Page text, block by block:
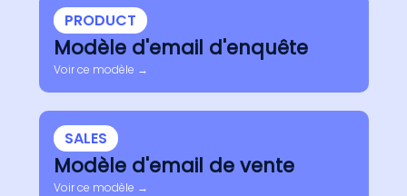
PRODUCT
Modèle d'email d'enquête
Voir ce modèle →
SALES
Modèle d'email de vente
Voir ce modèle →